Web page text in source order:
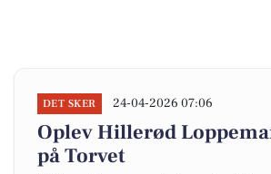
DET SKER 24-04-2026 07:06
Oplev Hillerød
på Torvet